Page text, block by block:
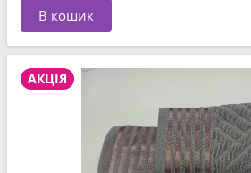
В кошик
АКЦІЯ